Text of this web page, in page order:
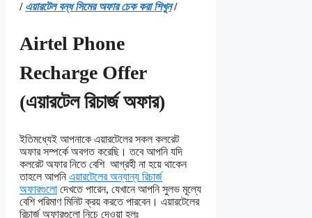
/ এয়ারটেল বন্ধ সিমের অফার চেক করা শিখুন/
Airtel Phone
Recharge Offer
(এয়ারটেল রিচার্জ অফার)
ইতিমধ্যেই আপনাকে এয়ারটেলের সকল কলরেট
অফার সম্পর্কে অবগত করেছি। তবে আপনি যদি
কলরেট অফার নিতে বেশি আগ্রহী না হয়ে থাকেন
তাহলে আপনি এয়ারটেলের অন্যান্য রিচার্জ
অফারগুলো দেখতে পারেন, যেখানে আপনি সুলভ মূল্যে
বেশি পরিমাণ মিনিট ক্রয় করতে পারবেন। এয়ারটেলের
রিচার্জ অফারগুলো নিচে দেওয়া হলঃ